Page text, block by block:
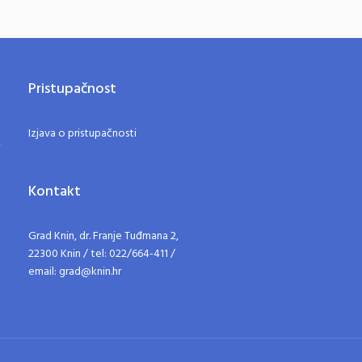
Pristupačnost
Izjava o pristupačnosti
Kontakt
Grad Knin, dr. Franje Tuđmana 2,
22300 Knin / tel: 022/664-411 /
email: grad@knin.hr